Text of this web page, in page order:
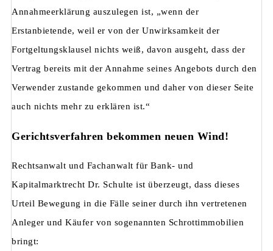
Annahmeerklärung auszulegen ist, „wenn der
Erstanbietende, weil er von der Unwirksamkeit der
Fortgeltungsklausel nichts weiß, davon ausgeht, dass der
Vertrag bereits mit der Annahme seines Angebots durch den
Verwender zustande gekommen und daher von dieser Seite
auch nichts mehr zu erklären ist.“
Gerichtsverfahren bekommen neuen Wind!
Rechtsanwalt und Fachanwalt für Bank- und
Kapitalmarktrecht Dr. Schulte ist überzeugt, dass dieses
Urteil Bewegung in die Fälle seiner durch ihn vertretenen
Anleger und Käufer von sogenannten Schrottimmobilien
bringt: